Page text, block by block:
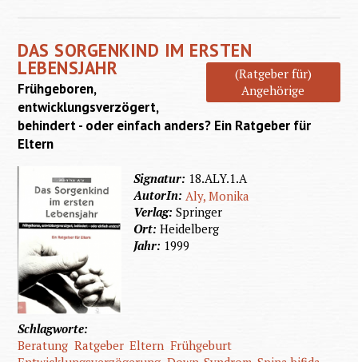
DAS SORGENKIND IM ERSTEN
LEBENSJAHR
(Ratgeber für)
Angehörige
Frühgeboren,
entwicklungsverzögert,
behindert - oder einfach anders? Ein Ratgeber für
Eltern
Signatur: 18.ALY.1.A
AutorIn: Aly, Monika
Verlag:Springer
Ort:Heidelberg
Jahr: 1999
Schlagworte:
Beratung Ratgeber Eltern Frühgeburt